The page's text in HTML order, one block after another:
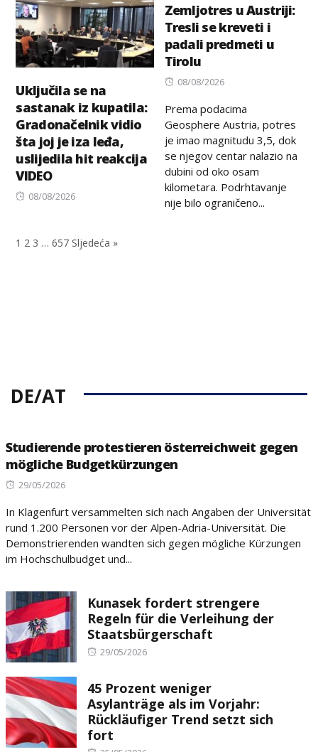
Uključila se na
sastanak iz kupatila:
Gradonačelnik vidio
šta joj je iza leđa,
uslijedila hit reakcija
VIDEO
Posted
08/08/2026
Zemljotres u Austriji:
Tresli se kreveti i
padali predmeti u
Tirolu
Posted
08/08/2026
Prema podacima
Geosphere Austria, potres
je imao magnitudu 3,5, dok
se njegov centar nalazio na
dubini od oko osam
kilometara. Podrhtavanje
nije bilo ograničeno...
1 2 3 … 657 Sljedeća »
DE/AT
Studierende protestieren österreichweit gegen
mögliche Budgetkürzungen
Posted
29/05/2026
In Klagenfurt versammelten sich nach Angaben der Universität
rund 1.200 Personen vor der Alpen-Adria-Universität. Die
Demonstrierenden wandten sich gegen mögliche Kürzungen
im Hochschulbudget und...
Kunasek fordert strengere
Regeln für die Verleihung der
Staatsbürgerschaft
Posted
29/05/2026
45 Prozent weniger
Asylanträge als im Vorjahr:
Rückläufiger Trend setzt sich
fort